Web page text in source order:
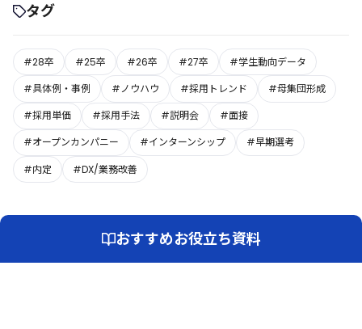
タグ
#28卒 #25卒 #26卒 #27卒
#学生動向データ
#具体例・事例
#ノウハウ #採用トレンド
#母集団形成
#採用単価
#採用手法 #説明会
#面接
#オープンカンパニー
#インターンシップ
#早期選考
#内定
#DX/業務改善
おすすめお役立ち資料